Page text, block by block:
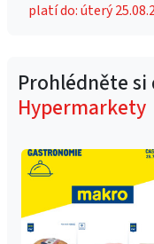
platí do: úterý
Prohlédněte
Hypermarkety